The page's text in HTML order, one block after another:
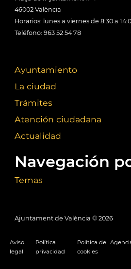
46002 València
Horarios: lunes a viernes de 8:30 a
Teléfono: 963 52 54 78
Ayuntamiento
La ciudad
Trámites
Atención ciudadana
Actualidad
Navegación
Temas
Ajuntament de València © 2026
Aviso
legal
Política
privacidad
Política de
cookies